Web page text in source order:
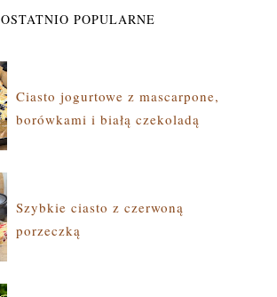
OSTATNIO POPULARNE
Ciasto jogurtowe z mascarpone,
borówkami i białą czekoladą
Szybkie ciasto z czerwoną
porzeczką